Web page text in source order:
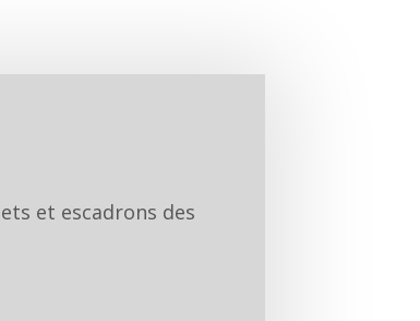
et escadrons des